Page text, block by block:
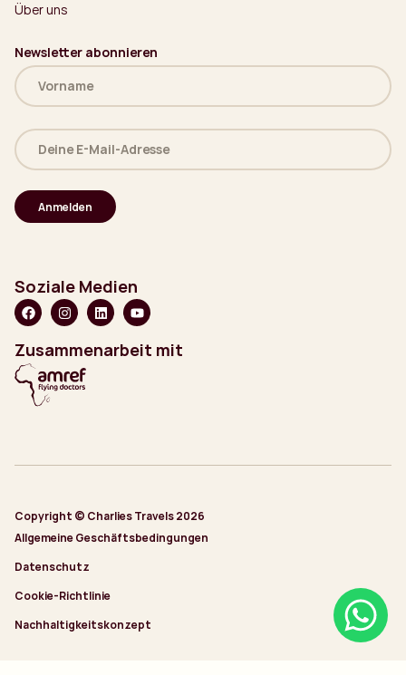
Über uns
Newsletter abonnieren
Name
(erforderlich)
Deine
E-
Mail-
(erforderlich)
Soziale Medien
Zusammenarbeit mit
Copyright © Charlies Travels 2026
Allgemeine Geschäftsbedingungen
Datenschutz
Cookie-Richtlinie
Nachhaltigkeitskonzept